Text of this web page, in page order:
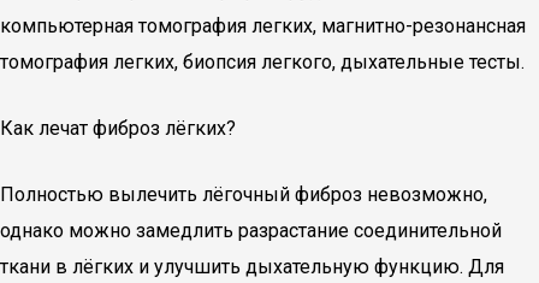
компьютерная томография легких, магнитно-резонансная
томография легких, биопсия легкого, дыхательные тесты.
Как лечат фиброз лёгких?
Полностью вылечить лёгочный фиброз невозможно,
однако можно замедлить разрастание соединительной
ткани в лёгких и улучшить дыхательную функцию. Для